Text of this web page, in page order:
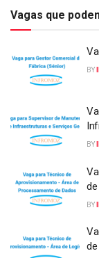
Vagas que
BY
BY
BY